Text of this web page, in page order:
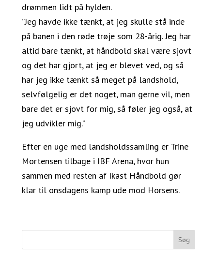
drømmen lidt på hylden.
”Jeg havde ikke tænkt, at jeg skulle stå inde
på banen i den røde trøje som 28-årig. Jeg har
altid bare tænkt, at håndbold skal være sjovt
og det har gjort, at jeg er blevet ved, og så
har jeg ikke tænkt så meget på landshold,
selvfølgelig er det noget, man gerne vil, men
bare det er sjovt for mig, så føler jeg også, at
jeg udvikler mig.”
Efter en uge med landsholdssamling er Trine
Mortensen tilbage i IBF Arena, hvor hun
sammen med resten af Ikast Håndbold gør
klar til onsdagens kamp ude mod Horsens.
Søg